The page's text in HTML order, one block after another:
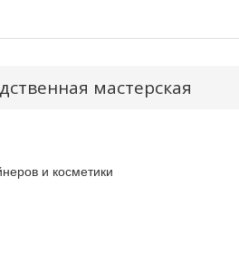
мастерская
и косметики